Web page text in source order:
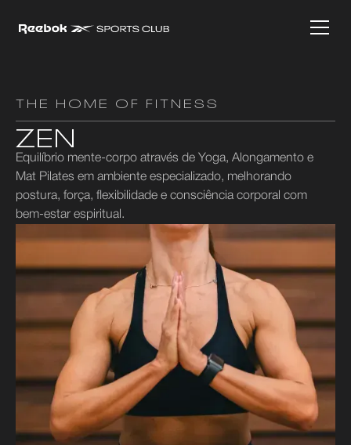
THE HOME OF FITNESS
ZEN
Equilíbrio mente-corpo através de Yoga, Alongamento e
Mat Pilates em ambiente especializado, melhorando
postura, força, flexibilidade e consciência corporal com
bem-estar espiritual.